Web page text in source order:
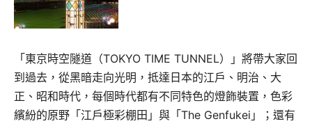
「東京時空隧道（TOKYO TIME TUNNEL）」將帶大家回
到過去，從黑暗走向光明，抵達日本的江戶、明治、大
正、昭和時代，每個時代都有不同特色的燈飾裝置，色彩
繽紛的原野「江戶極彩棚田」與「The Genfukei」；還有